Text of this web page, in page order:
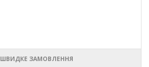
ШВИДКЕ ЗАМОВЛЕННЯ